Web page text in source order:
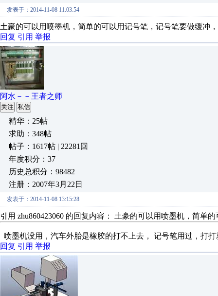
发表于：2014-11-08 11:03:54
土豪的可以用喷墨机，简单的可以用记号笔，记号笔要做缓冲
回复 引用 举报
阿水－－王者之师
关注 私信
精华：25帖
求助：348帖
帖子：1617帖 | 22281回
年度积分：37
历史总积分：98482
注册：2007年3月22日
发表于：2014-11-08 13:15:28
引用 zhu860423060 的回复内容： 土豪的可以用喷墨机，简单
喷墨机没用，汽车外胎是橡胶的打不上去， 记号笔用过，打
回复 引用 举报